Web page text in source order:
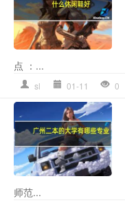
点 ：...
sl 01-11 0
师范...